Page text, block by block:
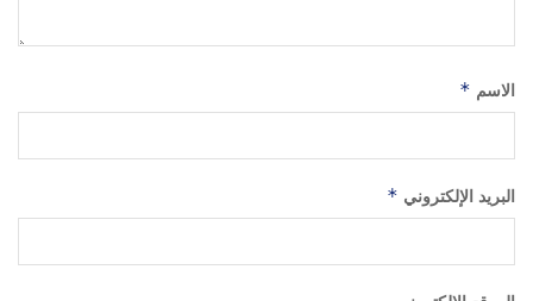
الاسم *
البريد الإلكتروني *